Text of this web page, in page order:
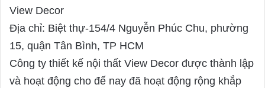
View Decor
Địa chỉ: Biệt thự-154/4 Nguyễn Phúc Chu, phường
15, quận Tân Bình, TP HCM
Công ty thiết kế nội thất View Decor được thành lập
và hoạt động cho đế nay đã hoạt động rộng khắp